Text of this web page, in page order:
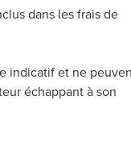
dans les frais de
indicatif et ne
échappant à son